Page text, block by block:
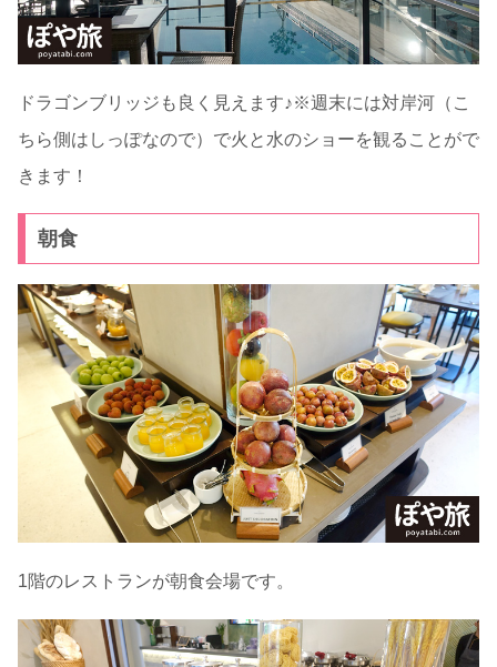
ドラゴンブリッジも良く見えます♪※週末には対岸河（こ
ちら側はしっぽなので）で火と水のショーを観ることがで
きます！
朝食
1階のレストランが朝食会場です。